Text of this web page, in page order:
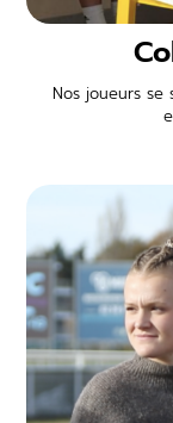
Nos joueurs